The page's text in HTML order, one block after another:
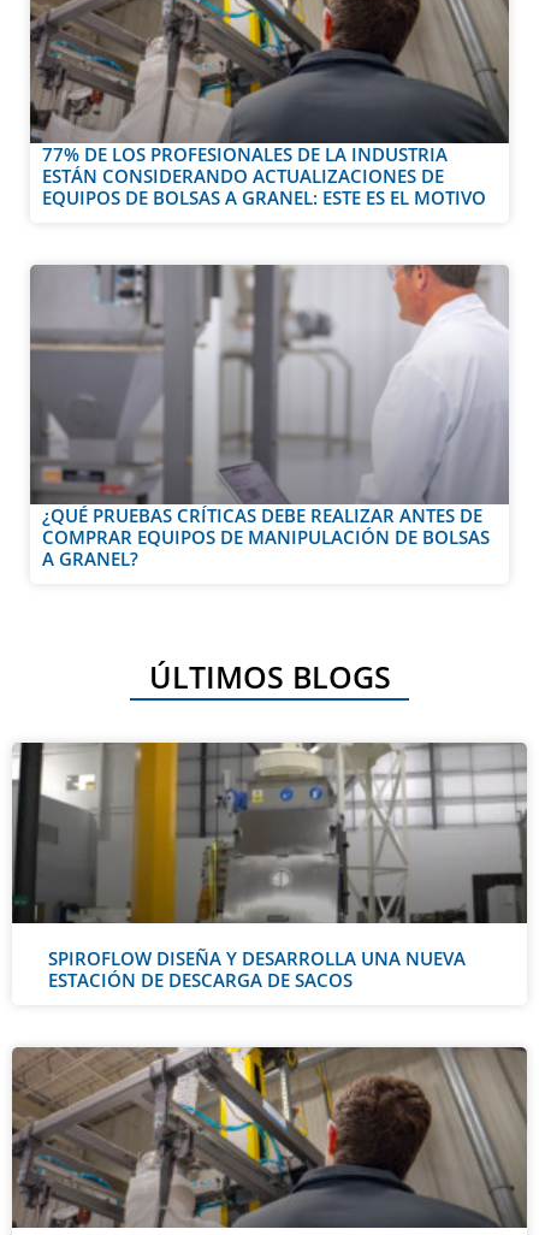
77% DE LOS PROFESIONALES DE LA INDUSTRIA
ESTÁN CONSIDERANDO ACTUALIZACIONES DE
EQUIPOS DE BOLSAS A GRANEL: ESTE ES EL MOTIVO
¿QUÉ PRUEBAS CRÍTICAS DEBE REALIZAR ANTES DE
COMPRAR EQUIPOS DE MANIPULACIÓN DE BOLSAS
A GRANEL?
ÚLTIMOS BLOGS
SPIROFLOW DISEÑA Y DESARROLLA UNA NUEVA
ESTACIÓN DE DESCARGA DE SACOS